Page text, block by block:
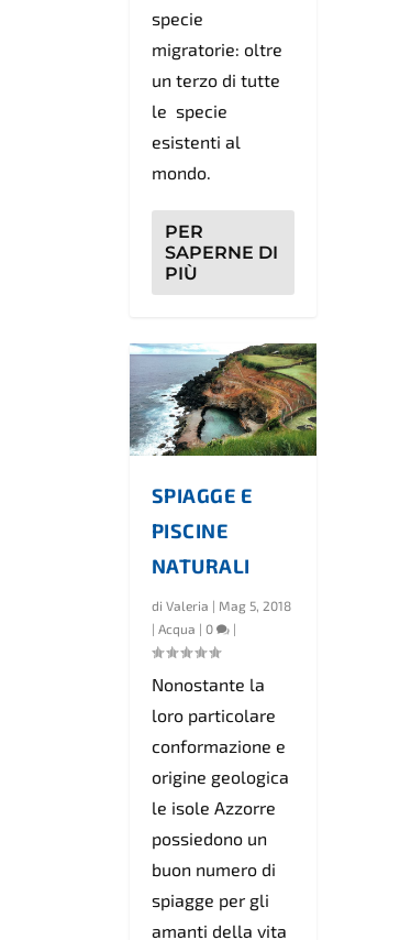
specie
migratorie: oltre
un terzo di tutte
le specie
esistenti al
mondo.
PER
SAPERNE DI
PIÙ
SPIAGGE E
PISCINE
NATURALI
di Valeria | Mag 5, 2018
| Acqua | 0 |
Nonostante la
loro particolare
conformazione e
origine geologica
le isole Azzorre
possiedono un
buon numero di
spiagge per gli
amanti della vita